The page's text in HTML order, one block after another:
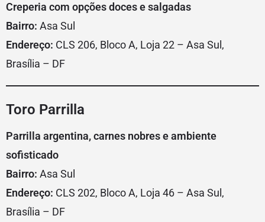
Creperia com opções doces e salgadas
Bairro: Asa Sul
Endereço: CLS 206, Bloco A, Loja 22 – Asa Sul,
Brasília – DF
Toro Parrilla
Parrilla argentina, carnes nobres e ambiente
sofisticado
Bairro: Asa Sul
Endereço: CLS 202, Bloco A, Loja 46 – Asa Sul,
Brasília – DF